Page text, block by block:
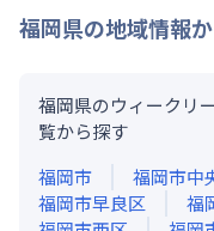
福岡県の地域情報
福岡県のウィークリ
覧から探す
福岡市
福岡市中
福岡市早良区
福